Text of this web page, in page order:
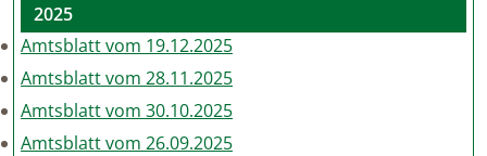
2025
Amtsblatt vom 19.12.2025
Amtsblatt vom 28.11.2025
Amtsblatt vom 30.10.2025
Amtsblatt vom 26.09.2025